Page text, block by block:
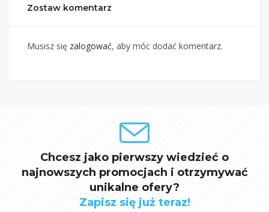
Zostaw komentarz
Musisz się zalogować, aby móc dodać komentarz.
Chcesz jako pierwszy wiedzieć o
najnowszych promocjach i otrzymywać
unikalne ofery?
Zapisz się już teraz!